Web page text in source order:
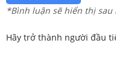
*Bình luận sẽ hiển thị sau
Hãy trở thành người đầu